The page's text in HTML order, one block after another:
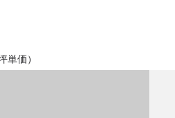
単価）